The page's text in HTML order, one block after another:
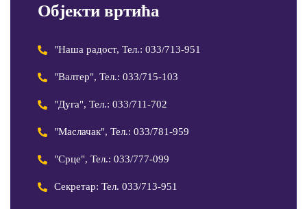
Објекти вртића
"Наша радост, Тел.: 033/713-951
"Валтер", Тел.: 033/715-103
"Дуга", Тел.: 033/711-702
"Маслачак", Тел.: 033/781-959
"Срце", Тел.: 033/777-099
Секретар: Тел. 033/713-951